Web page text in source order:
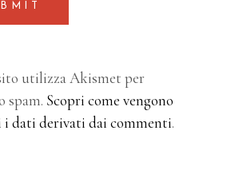
utilizza Akismet per
spam. Scopri come vengono
i dati derivati dai commenti.